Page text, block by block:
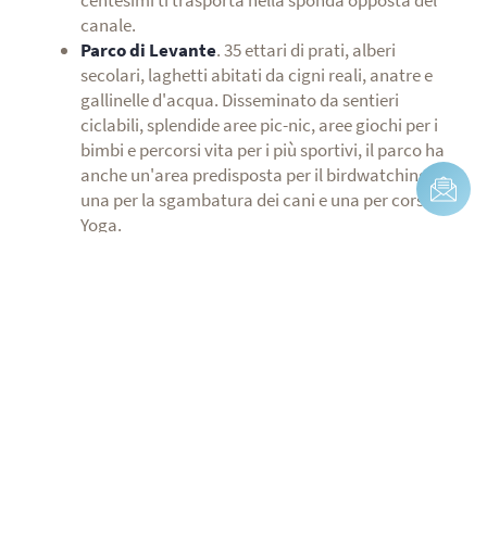
canale.
Parco di Levante. 35 ettari di prati, alberi
secolari, laghetti abitati da cigni reali, anatre e
gallinelle d'acqua. Disseminato da sentieri
ciclabili, splendide aree pic-nic, aree giochi per i
bimbi e percorsi vita per i più sportivi, il parco ha
anche un'area predisposta per il birdwatching,
una per la sgambatura dei cani e una per corsi di
Yoga.